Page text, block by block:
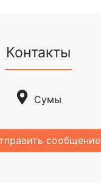
Контакты
Сумы
сообщение